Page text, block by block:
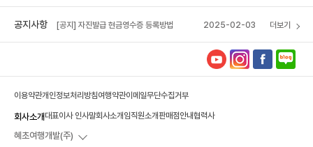
공지사항 [공지] 자진발급 현금영수증 등록방법 2025-02-03
[혜초 VIP 멤버십] 포인트 소멸 예정 안내 2026-04-14
더보기
이용약관개인정보처리방침여행약관이메일무단수집거부
회사소개 대표이사 인사말회사소개 임직원소개판매점안내협력사
혜초여행개발(주)